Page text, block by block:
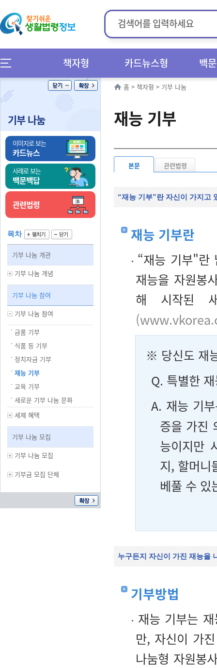
책자형 카드뉴스형 백
기부 나눔
이미지로 보는
카드뉴스
사례로 보는
백문백답
관련법령
목차
기부 나눔 개관
기부 나눔 개념
기부 나눔 참여
기부 나눔 참여
금품 기부
식품 등 기부
정치자금 기부
재능 기부
교육 기부
새로운 기부 나눔 문화
세제 혜택
기부 나눔 모집
기부 나눔 모집
기부금 모집 단체
홈 > 책자형 > 기부 나눔
재능 기부
본문 관련법령
“재능 기부”란 자신이 가지고
재능 기부란
“재능 기부"란
재능을 자원봉
해 시작된
※ 당신도 재
Q. 특별한
A. 재능 기
증을 가진
능이지만
지, 할머니
베풀 수 있
누구든지 자신이 가진 재능을
기부방법
재능 기부는
만, 자신이 가
나눔형 자원봉